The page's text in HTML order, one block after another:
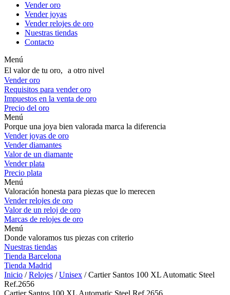
Vender oro
Vender joyas
Vender relojes de oro
Nuestras tiendas
Contacto
Menú
El valor de tu oro, a otro nivel
Vender oro
Requisitos para vender oro
Impuestos en la venta de oro
Precio del oro
Menú
Porque una joya bien valorada marca la diferencia
Vender joyas de oro
Vender diamantes
Valor de un diamante
Vender plata
Precio plata
Menú
Valoración honesta para piezas que lo merecen
Vender relojes de oro
Valor de un reloj de oro
Marcas de relojes de oro
Menú
Donde valoramos tus piezas con criterio
Nuestras tiendas
Tienda Barcelona
Tienda Madrid
Inicio /Relojes /Unisex / Cartier Santos 100 XL Automatic Steel
Ref.2656
Cartier Santos 100 XL Automatic Steel Ref.2656